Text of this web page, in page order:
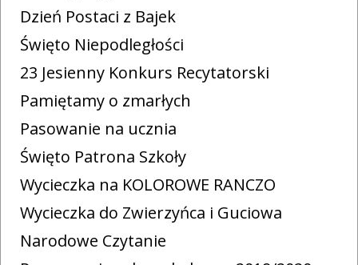
Dzień Postaci z Bajek
Święto Niepodległości
23 Jesienny Konkurs Recytatorski
Pamiętamy o zmarłych
Pasowanie na ucznia
Święto Patrona Szkoły
Wycieczka na KOLOROWE RANCZO
Wycieczka do Zwierzyńca i Guciowa
Narodowe Czytanie